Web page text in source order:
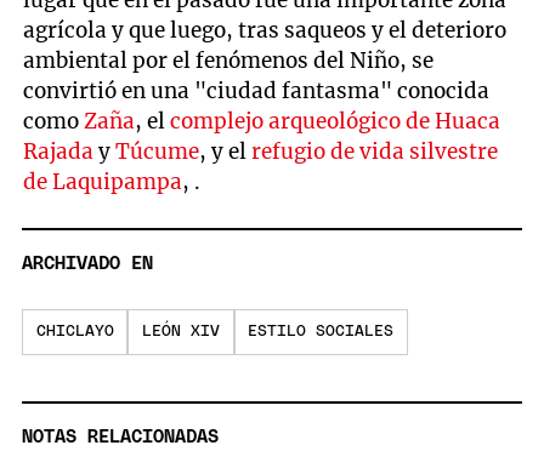
agrícola y que luego, tras saqueos y el deterioro
ambiental por el fenómenos del Niño, se
convirtió en una "ciudad fantasma" conocida
comoZaña, elcomplejo arqueológico de Huaca
Rajada yTúcume, y elrefugio de vida silvestre
de Laquipampa, .
ARCHIVADO EN
CHICLAYO LEÓN XIV ESTILO SOCIALES
NOTAS RELACIONADAS